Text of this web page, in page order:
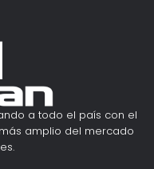
a todo el país con el
amplio del mercado